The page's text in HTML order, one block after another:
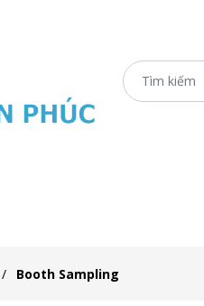
Booth Sampling